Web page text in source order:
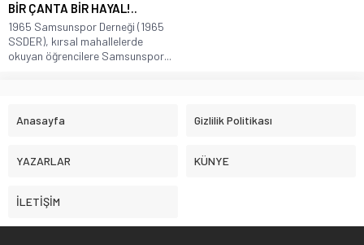
BİR ÇANTA BİR HAYAL!..
1965 Samsunspor Derneği (1965
SSDER), kırsal mahallelerde
okuyan öğrencilere Samsunspor...
Anasayfa Gizlilik Politikası
YAZARLAR KÜNYE
İLETİŞİM